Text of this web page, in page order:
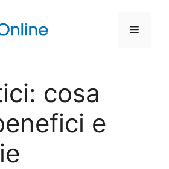
Menu
cosa
e